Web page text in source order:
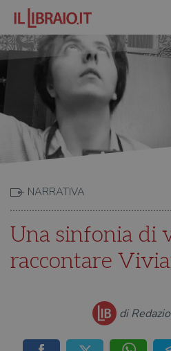
NARRATIVA
Una sinfonia di
raccontare
di